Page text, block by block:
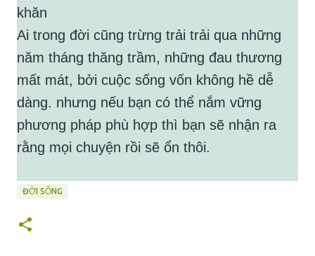
khăn
Ai trong đời cũng trừng trải trải qua những
năm tháng thăng trầm, những đau thương
mất mát, bởi cuộc sống vốn không hề dễ
dàng. nhưng nếu bạn có thể nắm vững
phương pháp phù hợp thì bạn sẽ nhận ra
rằng mọi chuyện rồi sẽ ổn thôi.
ĐỜI SỐNG